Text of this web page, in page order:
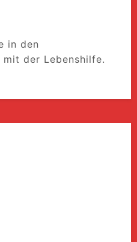
in den
der Lebenshilfe.